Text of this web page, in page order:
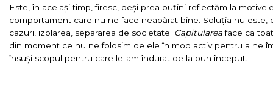
Este, în același timp, firesc, deși prea puțini reflectăm la
comportament care nu ne face neapărat bine. Soluția nu este,
cazuri, izolarea, separarea de societate. Capitulareaface ca
din moment ce nu ne folosim de ele în mod activ pentru a ne
însuși scopul pentru care le-am îndurat de la bun început.